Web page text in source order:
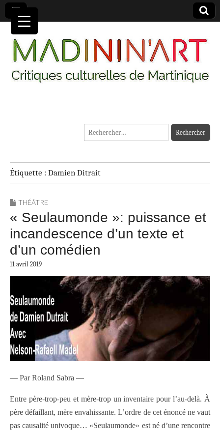
MADININ'ART
Rechercher :
Étiquette : Damien Ditrait
THÉÂTRE
« Seulaumonde »: puissance et
incandescence d’un texte et
d’un comédien
11 avril 2019
— Par Roland Sabra —
Entre père-trop-peu et mère-trop un inventaire pour l’au-delà. À
père défaillant, mère envahissante. L’ordre de cet énoncé ne vaut
pas causalité univoque… «Seulaumonde» est né d’une rencontre